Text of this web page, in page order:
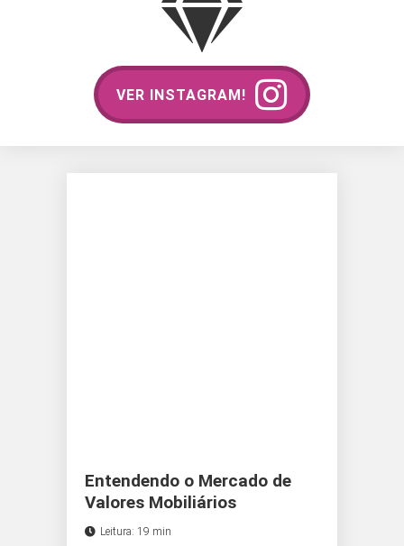
VER INSTAGRAM!
Entendendo o Mercado de
Valores Mobiliários
Leitura: 19 min